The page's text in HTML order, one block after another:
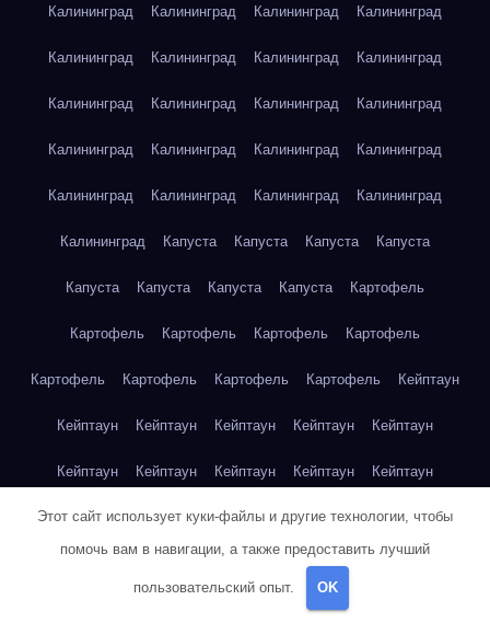
Калининград Калининград Калининград Калининград
Калининград Калининград Калининград Калининград
Калининград Калининград Калининград Калининград
Калининград Калининград Калининград Калининград
Калининград Калининград Калининград Калининград
Калининград Капуста Капуста Капуста Капуста
Капуста Капуста Капуста Капуста Картофель
Картофель Картофель Картофель Картофель
Картофель Картофель Картофель Картофель Кейптаун
Кейптаун Кейптаун Кейптаун Кейптаун Кейптаун
Кейптаун Кейптаун Кейптаун Кейптаун Кейптаун
Кейптаун Кейптаун Кейптаун Кейптаун Кейптаун
Кейптаун
Клубника
Этот сайт использует куки-файлы и другие технологии, чтобы
помочь вам в навигации, а также предоставить лучший
пользовательский опыт. OK